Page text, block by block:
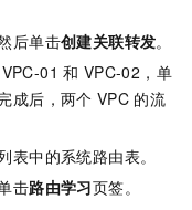
后单击创建关联转发。
VPC-01 和 VPC-02，单
成后，两个 VPC 的流
表中的系统路由表。
击路由学习页签。